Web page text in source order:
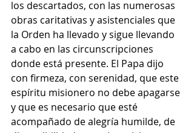
los descartados, con las numerosas
obras caritativas y asistenciales que
la Orden ha llevado y sigue llevando
a cabo en las circunscripciones
donde está presente. El Papa dijo
con firmeza, con serenidad, que este
espíritu misionero no debe apagarse
y que es necesario que esté
acompañado de alegría humilde, de